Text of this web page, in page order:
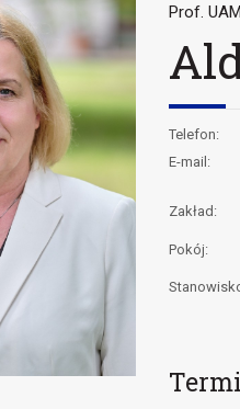
Prof.
Telefon:
E-mail:
Zakład:
Pokój: